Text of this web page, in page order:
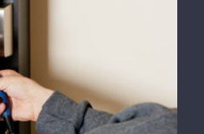
de cerraduras La
608 217 454